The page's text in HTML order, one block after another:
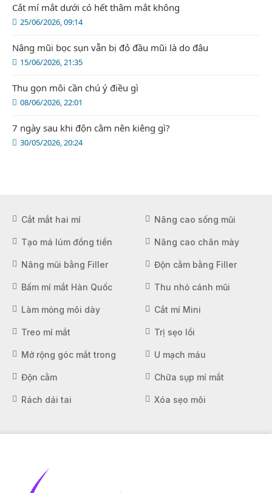
25/06/2026, 09:14
Cắt mí mắt dưới có hết thâm mắt không
15/06/2026, 21:35
Nâng mũi bọc sụn vẫn bị đỏ đầu mũi là do đâu
08/06/2026, 22:01
Thu gọn môi cần chú ý điều gì
30/05/2026, 20:24
7 ngày sau khi độn cằm nên kiêng gì?
Cắt mắt hai mí Nâng cao sống mũi
Tạo má lúm đồng tiền Nâng cao chân mày
Nâng mũi bằng Filler Độn cằm bằng Filler
Bấm mí mắt Hàn Quốc Thu nhỏ cánh mũi
Làm mỏng môi dày Cắt mí Mini
Treo mí mắt Trị sẹo lồi
Mở rộng góc mắt trong U mạch máu
Độn cằm Chữa sụp mí mắt
Rách dái tai Xóa sẹo môi